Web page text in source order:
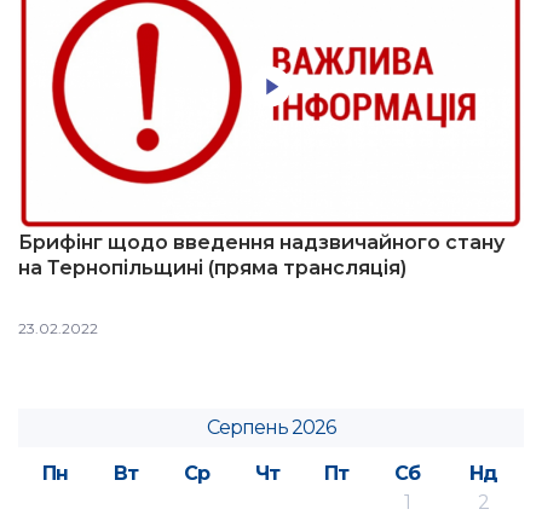
Брифінг щодо введення надзвичайного стану
на Тернопільщині (пряма трансляція)
23.02.2022
Серпень 2026
Пн
Вт Ср Чт Пт Сб
Нд
1
2